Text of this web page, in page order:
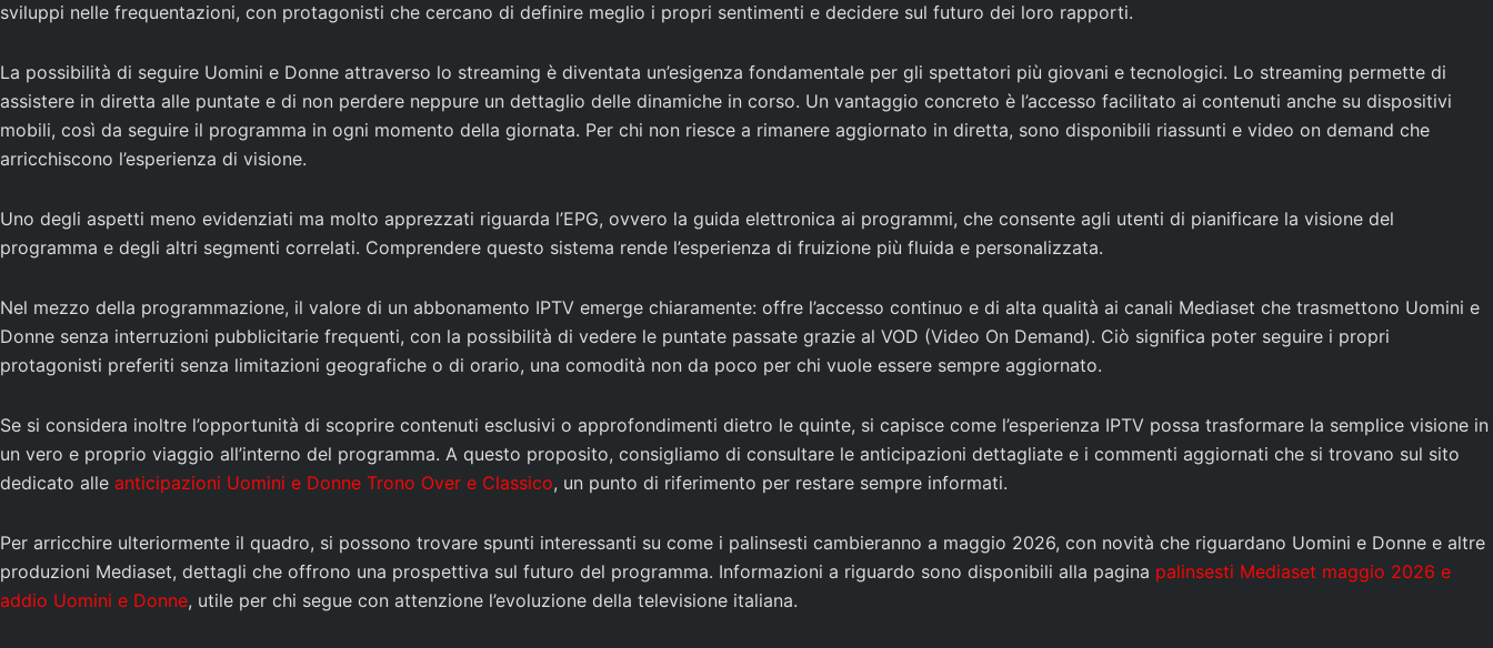
sviluppi nelle frequentazioni, con protagonisti che cercano di definire meglio i propri sentimenti e decidere sul futuro dei loro rapporti.
La possibilità di seguire Uomini e Donne attraverso lo streaming è diventata un’esigenza fondamentale per gli spettatori più giovani e tecnologici. Lo streaming permette di
assistere in diretta alle puntate e di non perdere neppure un dettaglio delle dinamiche in corso. Un vantaggio concreto è l’accesso facilitato ai contenuti anche su dispositivi
mobili, così da seguire il programma in ogni momento della giornata. Per chi non riesce a rimanere aggiornato in diretta, sono disponibili riassunti e video on demand che
arricchiscono l’esperienza di visione.
Uno degli aspetti meno evidenziati ma molto apprezzati riguarda l’EPG, ovvero la guida elettronica ai programmi, che consente agli utenti di pianificare la visione del
programma e degli altri segmenti correlati. Comprendere questo sistema rende l’esperienza di fruizione più fluida e personalizzata.
Nel mezzo della programmazione, il valore di un abbonamento IPTV emerge chiaramente: offre l’accesso continuo e di alta qualità ai canali Mediaset che trasmettono Uomini e
Donne senza interruzioni pubblicitarie frequenti, con la possibilità di vedere le puntate passate grazie al VOD (Video On Demand). Ciò significa poter seguire i propri
protagonisti preferiti senza limitazioni geografiche o di orario, una comodità non da poco per chi vuole essere sempre aggiornato.
Se si considera inoltre l’opportunità di scoprire contenuti esclusivi o approfondimenti dietro le quinte, si capisce come l’esperienza IPTV possa trasformare la semplice visione in
un vero e proprio viaggio all’interno del programma. A questo proposito, consigliamo di consultare le anticipazioni dettagliate e i commenti aggiornati che si trovano sul sito
dedicato alle anticipazioni Uomini e Donne Trono Over e Classico, un punto di riferimento per restare sempre informati.
Per arricchire ulteriormente il quadro, si possono trovare spunti interessanti su come i palinsesti cambieranno a maggio 2026, con novità che riguardano Uomini e Donne e altre
produzioni Mediaset, dettagli che offrono una prospettiva sul futuro del programma. Informazioni a riguardo sono disponibili alla pagina palinsesti Mediaset maggio 2026 e
addio Uomini e Donne, utile per chi segue con attenzione l’evoluzione della televisione italiana.